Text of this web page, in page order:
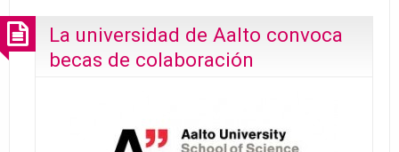
La universidad de Aalto convoca
becas de colaboración